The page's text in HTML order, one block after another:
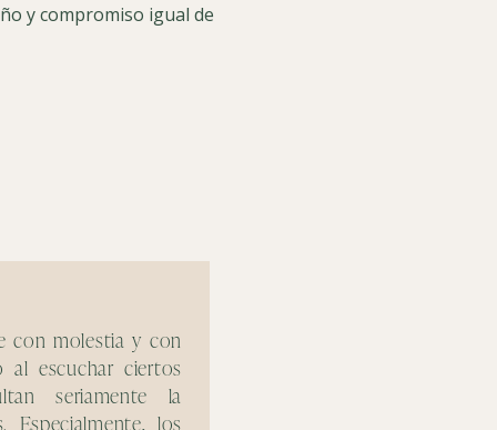
y compromiso igual de
con molestia y con
al escuchar ciertos
seriamente la
Especialmente, los